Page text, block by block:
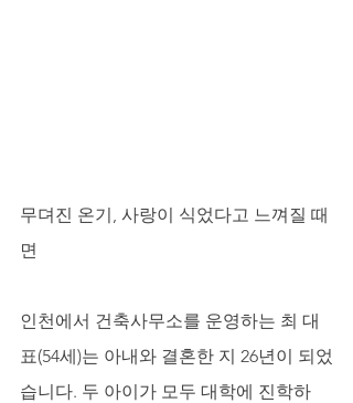
무뎌진 온기, 사랑이 식었다고 느껴질 때
면
인천에서 건축사무소를 운영하는 최 대
표(54세)는 아내와 결혼한 지 26년이 되었
습니다. 두 아이가 모두 대학에 진학하